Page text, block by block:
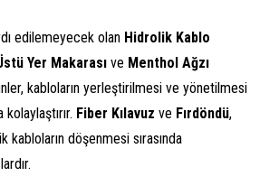
edilemeyecek olan Hidrolik Kablo
Yer Makarası ve Menthol Ağzı
kabloların yerleştirilmesi ve yönetilmesi
Fiber Kılavuz ve Fırdöndü,
döşenmesi sırasında